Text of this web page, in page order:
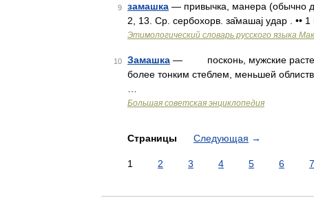
9 замашка — привычка, манера (обычно
2, 13. Ср. сербохорв. за̏машаj удар . ••
Этимологический словарь русского языка
10 Замашка — посконь, мужские
более тонким стеблем, меньшей
Большая советская энциклопедия
Страницы Следующая →
1 2 3 4 5 6 7